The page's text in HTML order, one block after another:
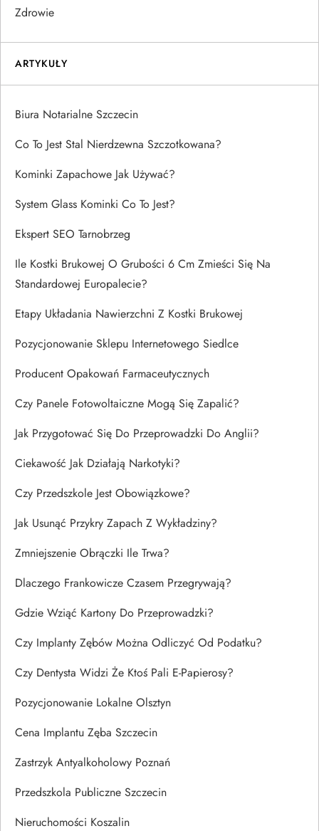
Zdrowie
ARTYKUŁY
Biura Notarialne Szczecin
Co To Jest Stal Nierdzewna Szczotkowana?
Kominki Zapachowe Jak Używać?
System Glass Kominki Co To Jest?
Ekspert SEO Tarnobrzeg
Ile Kostki Brukowej O Grubości 6 Cm Zmieści Się Na
Standardowej Europalecie?
Etapy Układania Nawierzchni Z Kostki Brukowej
Pozycjonowanie Sklepu Internetowego Siedlce
Producent Opakowań Farmaceutycznych
Czy Panele Fotowoltaiczne Mogą Się Zapalić?
Jak Przygotować Się Do Przeprowadzki Do Anglii?
Ciekawość Jak Działają Narkotyki?
Czy Przedszkole Jest Obowiązkowe?
Jak Usunąć Przykry Zapach Z Wykładziny?
Zmniejszenie Obrączki Ile Trwa?
Dlaczego Frankowicze Czasem Przegrywają?
Gdzie Wziąć Kartony Do Przeprowadzki?
Czy Implanty Zębów Można Odliczyć Od Podatku?
Czy Dentysta Widzi Że Ktoś Pali E-Papierosy?
Pozycjonowanie Lokalne Olsztyn
Cena Implantu Zęba Szczecin
Zastrzyk Antyalkoholowy Poznań
Przedszkola Publiczne Szczecin
Nieruchomości Koszalin